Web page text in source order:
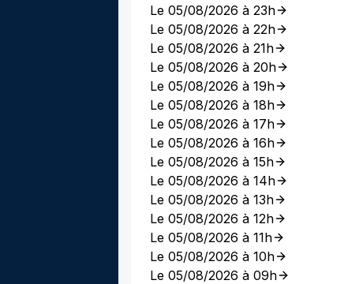
Le 05/08/2026 à 23h
Le 05/08/2026 à 22h
Le 05/08/2026 à 21h
Le 05/08/2026 à 20h
Le 05/08/2026 à 19h
Le 05/08/2026 à 18h
Le 05/08/2026 à 17h
Le 05/08/2026 à 16h
Le 05/08/2026 à 15h
Le 05/08/2026 à 14h
Le 05/08/2026 à 13h
Le 05/08/2026 à 12h
Le 05/08/2026 à 11h
Le 05/08/2026 à 10h
Le 05/08/2026 à 09h